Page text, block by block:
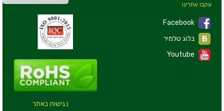
נגישות באתר
עקבו אחרינו
Facebook
Youtube